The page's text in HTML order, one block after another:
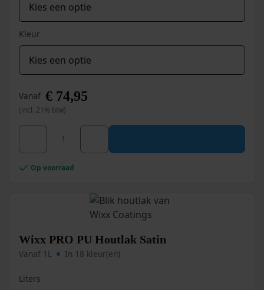
Kleur
Vanaf € 74,95
(incl. 21% btw)
Wixx 2K PU 450 Betoncoating aantal
Dit
heeft
meerdere
worden
de
Op voorraad
Wixx PRO PU Houtlak Satin
Vanaf 1L In 18 kleur(en)
Liters